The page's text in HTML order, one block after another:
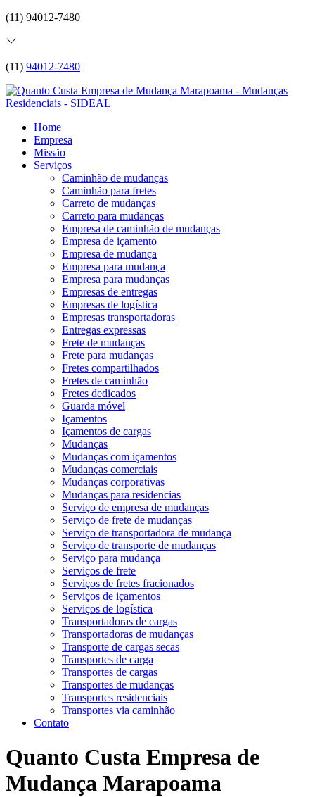
(11) 94012-7480
(11) 94012-7480
Home
Empresa
Missão
Serviços
Caminhão de mudanças
Caminhão para fretes
Carreto de mudanças
Carreto para mudanças
Empresa de caminhão de mudanças
Empresa de içamento
Empresa de mudança
Empresa para mudança
Empresa para mudanças
Empresas de entregas
Empresas de logística
Empresas transportadoras
Entregas expressas
Frete de mudanças
Frete para mudanças
Fretes compartilhados
Fretes de caminhão
Fretes dedicados
Guarda móvel
Içamentos
Içamentos de cargas
Mudanças
Mudanças com içamentos
Mudanças comerciais
Mudanças corporativas
Mudanças para residencias
Serviço de empresa de mudanças
Serviço de frete de mudanças
Serviço de transportadora de mudança
Serviço de transporte de mudanças
Serviço para mudança
Serviços de frete
Serviços de fretes fracionados
Serviços de içamentos
Serviços de logística
Transportadoras de cargas
Transportadoras de mudanças
Transporte de cargas secas
Transportes de carga
Transportes de cargas
Transportes de mudanças
Transportes residenciais
Transportes via caminhão
Contato
Quanto Custa Empresa de
Mudança Marapoama